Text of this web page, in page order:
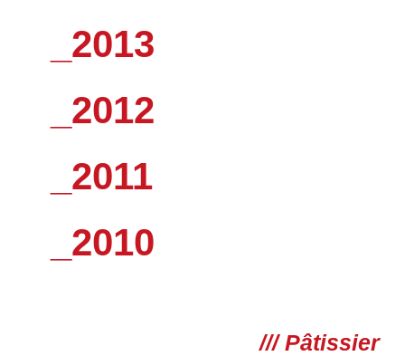
_2013
_2012
_2011
_2010
/// Pâtissier